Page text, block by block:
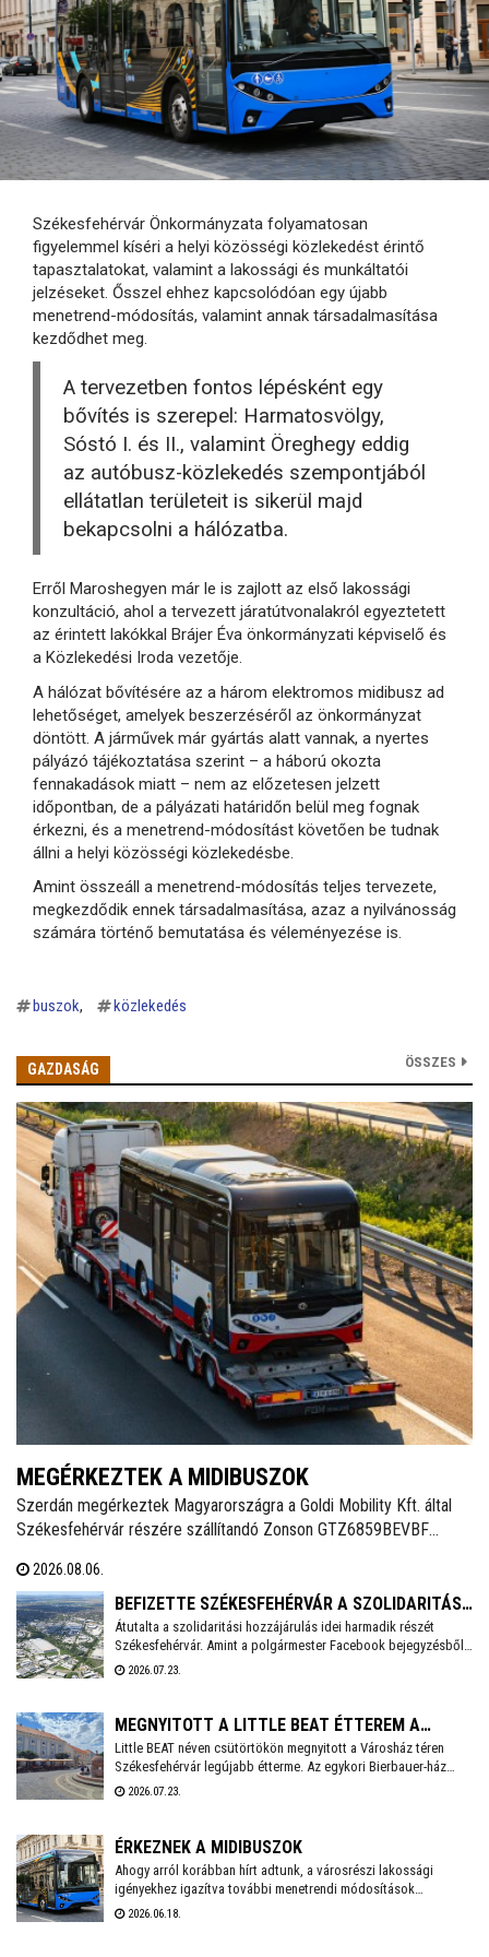
Székesfehérvár Önkormányzata folyamatosan
figyelemmel kíséri a helyi közösségi közlekedést érintő
tapasztalatokat, valamint a lakossági és munkáltatói
jelzéseket. Ősszel ehhez kapcsolódóan egy újabb
menetrend-módosítás, valamint annak társadalmasítása
kezdődhet meg.
A tervezetben fontos lépésként egy
bővítés is szerepel: Harmatosvölgy,
Sóstó I. és II., valamint Öreghegy eddig
az autóbusz-közlekedés szempontjából
ellátatlan területeit is sikerül majd
bekapcsolni a hálózatba.
Erről Maroshegyen már le is zajlott az első lakossági
konzultáció, ahol a tervezett járatútvonalakról egyeztetett
az érintett lakókkal Brájer Éva önkormányzati képviselő és
a Közlekedési Iroda vezetője.
A hálózat bővítésére az a három elektromos midibusz ad
lehetőséget, amelyek beszerzéséről az önkormányzat
döntött. A járművek már gyártás alatt vannak, a nyertes
pályázó tájékoztatása szerint – a háború okozta
fennakadások miatt – nem az előzetesen jelzett
időpontban, de a pályázati határidőn belül meg fognak
érkezni, és a menetrend-módosítást követően be tudnak
állni a helyi közösségi közlekedésbe.
Amint összeáll a menetrend-módosítás teljes tervezete,
megkezdődik ennek társadalmasítása, azaz a nyilvánosság
számára történő bemutatása és véleményezése is.
buszok közlekedés
GAZDASÁG ÖSSZES
MEGÉRKEZTEK A MIDIBUSZOK
Szerdán megérkeztek Magyarországra a Goldi Mobility Kft. által
Székesfehérvár részére szállítandó Zonson GTZ6859BEVBF
hosszú járműveket nettó 126,23 millió forintos darabonkénti
vételáron szerzi be Székesfehérvár.
2026.08.06.
BEFIZETTE SZÉKESFEHÉRVÁR A SZOLIDARITÁSI
HOZZÁJÁRULÁS AKTUÁLIS RÉSZLETÉT
Átutalta a szolidaritási hozzájárulás idei harmadik részét
Székesfehérvár. Amint a polgármester Facebook bejegyzésből
kiderül, idén még 3,6 milliárd forintot kell befizetnie a városnak.
2026.07.23.
MEGNYITOTT A LITTLE BEAT ÉTTEREM A
VÁROSHÁZ TÉREN
Little BEAT néven csütörtökön megnyitott a Városház téren
Székesfehérvár legújabb étterme. Az egykori Bierbauer-ház
helyén 2010 óta a Pátria étterem működött egészen tavaly év
Kft. nyerte, mely többek között a Beat éttermet is évek óta nagy
2026.07.23.
ÉRKEZNEK A MIDIBUSZOK
Ahogy arról korábban hírt adtunk, a városrészi lakossági
igényekhez igazítva további menetrendi módosítások
várhatóak Székesfehérvár helyi közösségi közlekedésében.
2026.06.18.